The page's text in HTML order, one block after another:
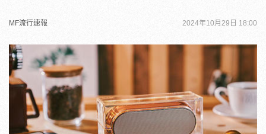
MF流行速報 2024年10月29日 18:00